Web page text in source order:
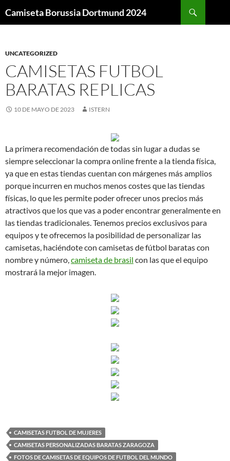
Camiseta Borussia Dortmund 2024
UNCATEGORIZED
CAMISETAS FUTBOL
BARATAS REPLICAS
10 DE MAYO DE 2023 ISTERN
La primera recomendación de todas sin lugar a dudas se
siempre seleccionar la compra online frente a la tienda física,
ya que en estas tiendas cuentan con márgenes más amplios
porque incurren en muchos menos costes que las tiendas
físicas, lo que les permite poder ofrecer unos precios más
atractivos que los que vas a poder encontrar generalmente en
las tiendas tradicionales. Tenemos precios exclusivos para
equipos y te ofrecemos la posibilidad de personalizar las
camisetas, haciéndote con camisetas de fútbol baratas con
nombre y número,camiseta de brasil con las que el equipo
mostrará la mejor imagen.
CAMISETAS FUTBOL DE MUJERES
CAMISETAS PERSONALIZADAS BARATAS ZARAGOZA
FOTOS DE CAMISETAS DE EQUIPOS DE FUTBOL DEL MUNDO